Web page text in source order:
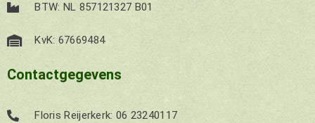
BTW: NL 857121327 B01
KvK: 67669484
Contactgegevens
Floris Reijerkerk: 06 23240117